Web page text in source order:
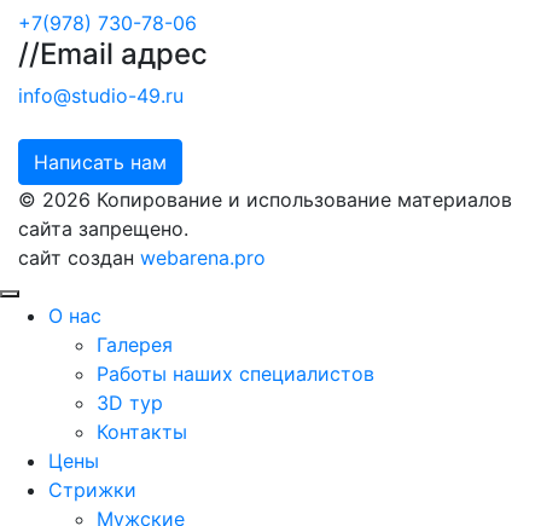
+7(978) 730-78-06
//Email адрес
info@studio-49.ru
Написать нам
© 2026 Копирование и использование материалов
сайта запрещено.
сайт создан webarena.pro
О нас
Галерея
Работы наших специалистов
3D тур
Контакты
Цены
Стрижки
Мужские